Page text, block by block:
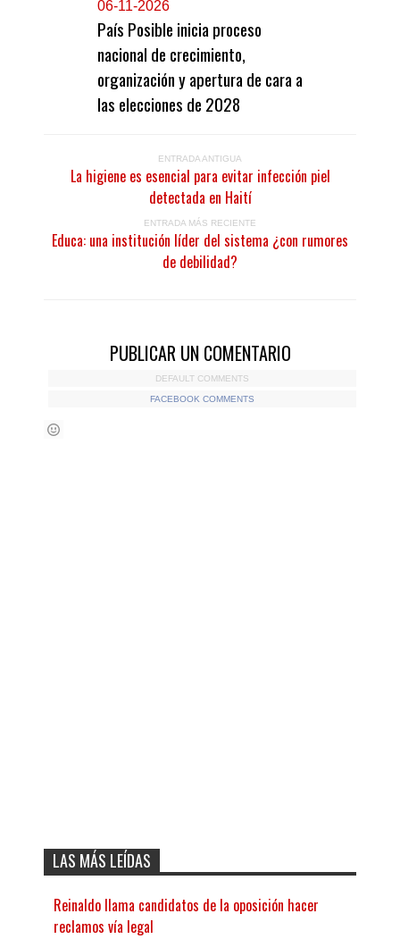
06-11-2026
País Posible inicia proceso
nacional de crecimiento,
organización y apertura de cara a
las elecciones de 2028
ENTRADA ANTIGUA
La higiene es esencial para evitar infección piel
detectada en Haití
ENTRADA MÁS RECIENTE
Educa: una institución líder del sistema ¿con rumores
de debilidad?
PUBLICAR UN COMENTARIO
DEFAULT COMMENTS
FACEBOOK COMMENTS
LAS MÁS LEÍDAS
Reinaldo llama candidatos de la oposición hacer
reclamos vía legal